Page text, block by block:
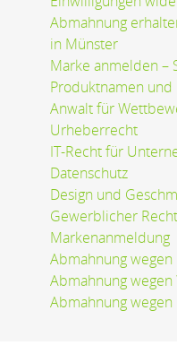
Abmahnung
in Münster
Marke anmelden –
Produktnamen und
Anwalt für
Urheberrecht
IT-Recht für
Datenschutz
Design und
Gewerblicher
Markenanmeldung
Abmahnung
Abmahnung
Abmahnung